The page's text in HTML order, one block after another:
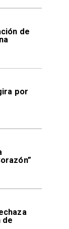
de
por
de